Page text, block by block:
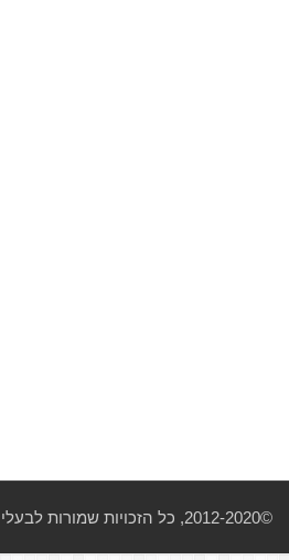
©2012-2020, כל הזכויות שמורות לבעלי האתר